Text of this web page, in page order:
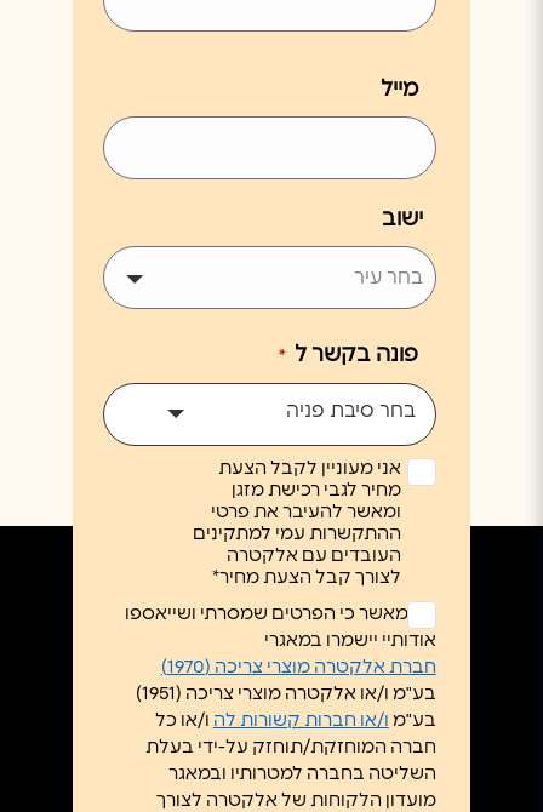
מייל
ישוב
פונה בקשר ל *
בחר סיבת פניה
אני מעוניין לקבל הצעת
מחיר לגבי רכישת מזגן
ומאשר להעיבר את פרטי
ההתקשרות עמי למתקינים
העובדים עם אלקטרה
לצורך קבל הצעת מחיר*
ללא
כותרת
*
אני מאשר כי הפרטים שמסרתי ושייאספו
אודותיי יישמרו במאגרי
חברת אלקטרה מוצרי צריכה (1970)
בע"מ ו/או אלקטרה מוצרי צריכה (1951)
בע"מ ו/או חברות קשורות לה ו/או כל
חברה המוחזקת/תוחזק על-ידי בעלת
השליטה בחברה למטרותיו ובמאגר
מועדון הלקוחות של אלקטרה לצורך